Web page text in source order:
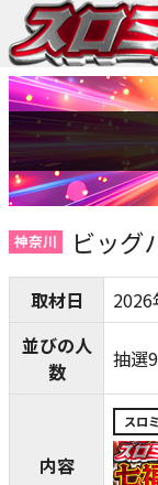
神奈川 ビッグ
取材日
並びの人
数
抽
内容
スロ